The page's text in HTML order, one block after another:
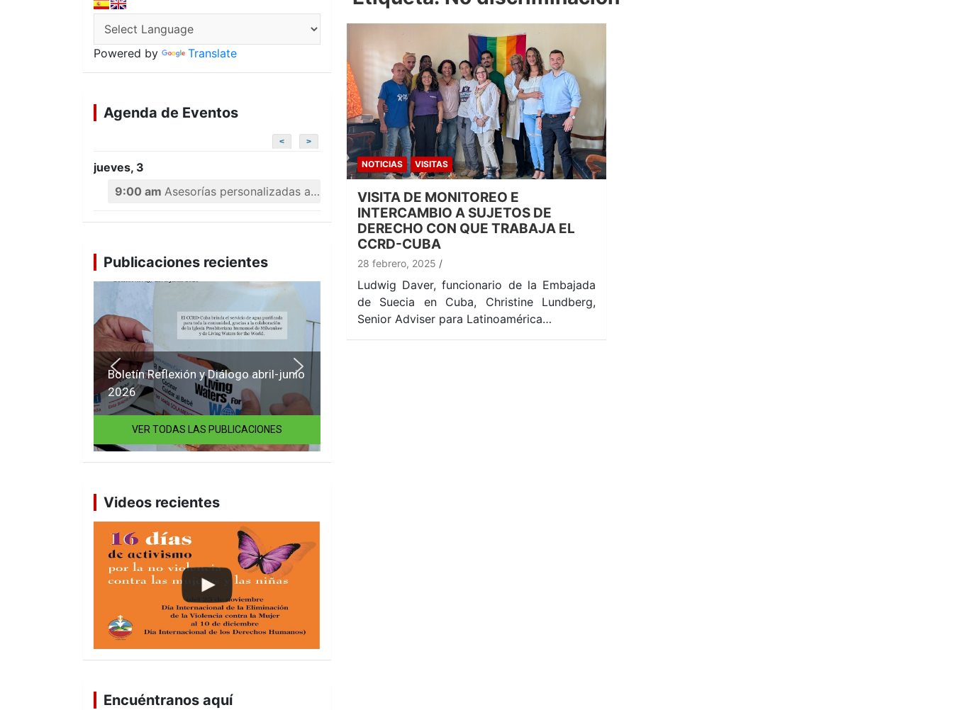
NOTICIAS VISITAS
VISITA DE MONITOREO E
INTERCAMBIO A SUJETOS DE
DERECHO CON QUE TRABAJA EL
CCRD-CUBA
28 febrero, 2025
Ludwig Daver, funcionario de la Embajada
de Suecia en Cuba, Christine Lundberg,
Senior Adviser para Latinoamérica…
Powered by Translate
Agenda de Eventos
< >
jueves, 3
9:00 am Asesorías personalizadas a emprendedores
Publicaciones recientes
Boletín Reflexión y Diálogo abril-junio
2026
VER TODAS LAS PUBLICACIONES
Videos recientes
Encuéntranos aquí